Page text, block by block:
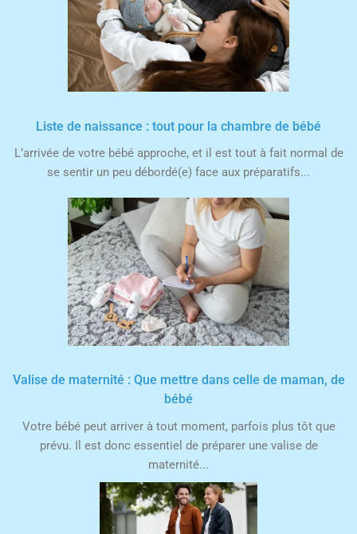
Liste de naissance : tout pour la chambre de bébé
L’arrivée de votre bébé approche, et il est tout à fait normal de
se sentir un peu débordé(e) face aux préparatifs...
Valise de maternité : Que mettre dans celle de maman, de
bébé
Votre bébé peut arriver à tout moment, parfois plus tôt que
prévu. Il est donc essentiel de préparer une valise de
maternité...